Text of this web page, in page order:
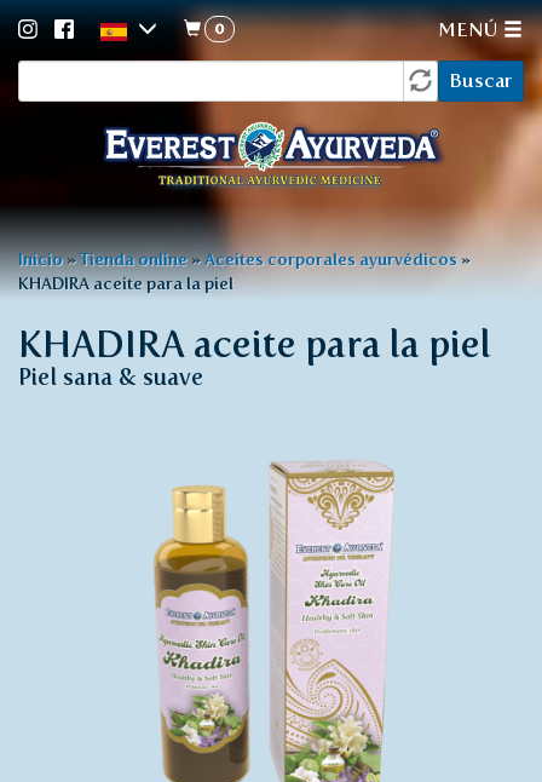
de
búsqueda
Buscar
0 MENÚ
Usted
está
aquí
Inicio»Tienda online»Aceites corporales ayurvédicos »
KHADIRA aceite para la piel
KHADIRA aceite para la piel
Piel sana & suave